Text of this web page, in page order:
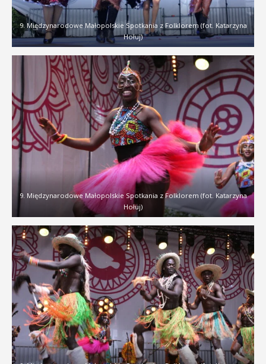
9. Międzynarodowe Małopolskie Spotkania z Folklorem (fot. Katarzyna
Hołuj)
9. Międzynarodowe Małopolskie Spotkania z Folklorem (fot. Katarzyna
Hołuj)